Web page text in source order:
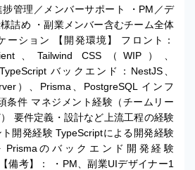
管理／メンバーサポート ・PM／デ
詰め ・副業メンバー含むチーム全体
ーション 【開発環境】 フロント：
、Tailwind CSS（WIP）、
バックエンド：NestJS、
）、Prisma、PostgreSQL インフ
条件 マネジメント経験（チームリー
要件定義・設計など上流工程の経験
開発経験 TypeScriptによる開発経験
Prismaのバックエンド開発経験
備考】： ・PM、副業UIデザイナー1